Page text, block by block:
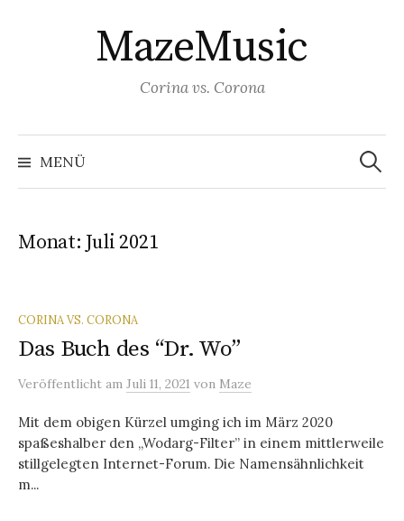
g
e
m
a
l
t
MazeMusic
Corina vs. Corona
MENÜ u
c
Monat: Juli 2021
CORINA VS. CORONA
Das Buch des “Dr. Wo”
Veröffentlicht am Juli 11, 2021 von Maze
Mit dem obigen Kürzel umging ich im März 2020
spaßeshalber den „Wodarg-Filter” in einem mittlerweile
stillgelegten Internet-Forum. Die Namensähnlichkeit
m...